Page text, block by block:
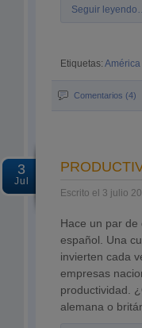
Seguir
Etiquetas:
Comentarios (4)
3
Jul
Escrito el 3 julio
Hace un par
español. Una
invierten cada
empresas
productividad.
alemana o